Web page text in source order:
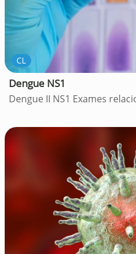
CL
Dengue NS1
Dengue II NS1 Exames